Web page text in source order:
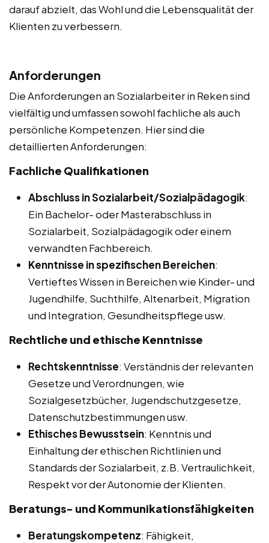
darauf abzielt, das Wohl und die Lebensqualität der
Klienten zu verbessern.
Anforderungen
Die Anforderungen an Sozialarbeiter in Reken sind
vielfältig und umfassen sowohl fachliche als auch
persönliche Kompetenzen. Hier sind die
detaillierten Anforderungen:
Fachliche Qualifikationen
Abschluss in Sozialarbeit/Sozialpädagogik:
Ein Bachelor- oder Masterabschluss in
Sozialarbeit, Sozialpädagogik oder einem
verwandten Fachbereich.
Kenntnisse in spezifischen Bereichen:
Vertieftes Wissen in Bereichen wie Kinder- und
Jugendhilfe, Suchthilfe, Altenarbeit, Migration
und Integration, Gesundheitspflege usw.
Rechtliche und ethische Kenntnisse
Rechtskenntnisse: Verständnis der relevanten
Gesetze und Verordnungen, wie
Sozialgesetzbücher, Jugendschutzgesetze,
Datenschutzbestimmungen usw.
Ethisches Bewusstsein: Kenntnis und
Einhaltung der ethischen Richtlinien und
Standards der Sozialarbeit, z.B. Vertraulichkeit,
Respekt vor der Autonomie der Klienten.
Beratungs- und Kommunikationsfähigkeiten
Beratungskompetenz: Fähigkeit,